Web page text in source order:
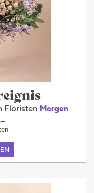
Floristen Morgen